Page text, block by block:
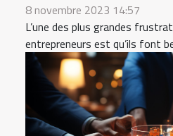
8 novembre 2023 14:57
L’une des plus grandes
entrepreneurs est qu’ils font